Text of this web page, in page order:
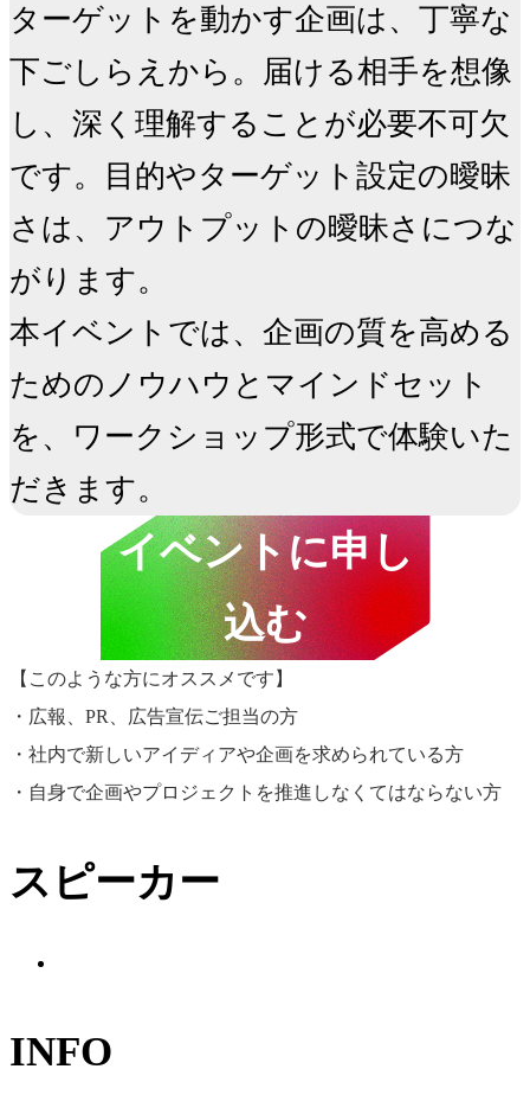
ターゲットを動かす企画は、丁寧な
下ごしらえから。届ける相手を想像
し、深く理解することが必要不可欠
です。目的やターゲット設定の曖昧
さは、アウトプットの曖昧さにつな
がります。
本イベントでは、企画の質を高める
ためのノウハウとマインドセット
を、ワークショップ形式で体験いた
だきます。
イベントに申し
込む
【このような方にオススメです】
・広報、PR、広告宣伝ご担当の方
・社内で新しいアイディアや企画を求められている方
・自身で企画やプロジェクトを推進しなくてはならない方
スピーカー
麻生 合歓
株式会社アマナ／コ
ミュニケーションデ
INFO